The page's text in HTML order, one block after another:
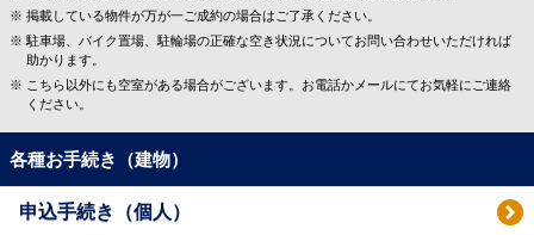
掲載している物件が万が一ご成約の場合はご了承ください。
駐車場、バイク置場、駐輪場の正確な空き状況についてお問い合わせいただければ
助かります。
こちら以外にも空室がある場合がございます。お電話かメールにてお気軽にご連絡
ください。
各種お手続き（建物）
申込手続き（個人）